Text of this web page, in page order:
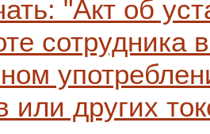
"Акт об
сотрудника
или других